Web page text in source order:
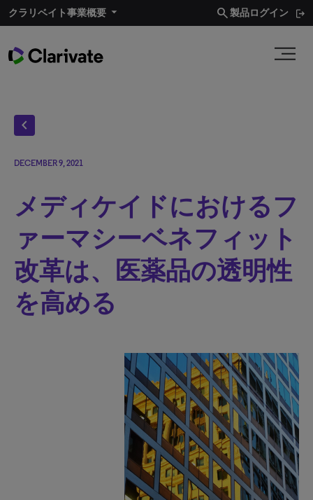
クラリベイト事業概要​ search製品ログイン
chevron_left
DECEMBER 9, 2021
メディケイドにおけるフ
ァーマシーベネフィット
改革は、医薬品の透明性
を高める